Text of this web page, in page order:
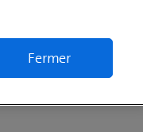
Fermer